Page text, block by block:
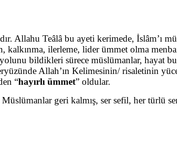
Allahu Teâlâ bu ayeti kerimede, İslâm’ı
ilerleme, lider ümmet olma
bildikleri sürece müslümanlar, hayat
Allah’ın Kelimesinin/ risaletinin
“hayırlı ümmet” oldular.
geri kalmış, ser sefil, her türlü